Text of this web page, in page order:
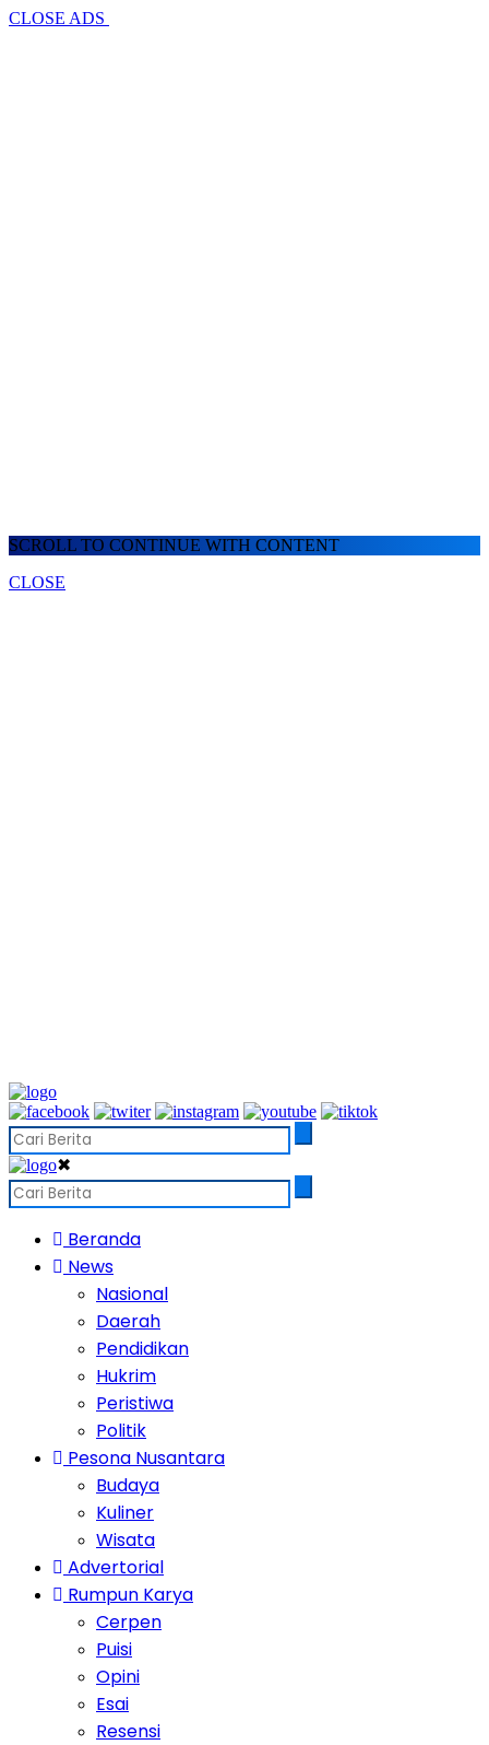
CLOSE ADS
SCROLL TO CONTINUE WITH CONTENT
CLOSE
✖
Beranda
News
Nasional
Daerah
Pendidikan
Hukrim
Peristiwa
Politik
Pesona Nusantara
Budaya
Kuliner
Wisata
Advertorial
Rumpun Karya
Cerpen
Puisi
Opini
Esai
Resensi